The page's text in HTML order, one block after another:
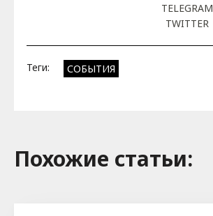
TELEGRAM
TWITTER
Теги: СОБЫТИЯ
Похожие cтатьи: